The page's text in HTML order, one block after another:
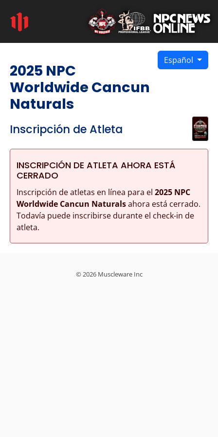
Español
2025 NPC
Worldwide Cancun
Naturals
Inscripción de Atleta
INSCRIPCIÓN DE ATLETA AHORA ESTÁ
CERRADO
Inscripción de atletas en línea para el 2025 NPC
Worldwide Cancun Naturalsahora está cerrado.
Todavía puede inscribirse durante el check-in de
atleta.
© 2026 Muscleware Inc